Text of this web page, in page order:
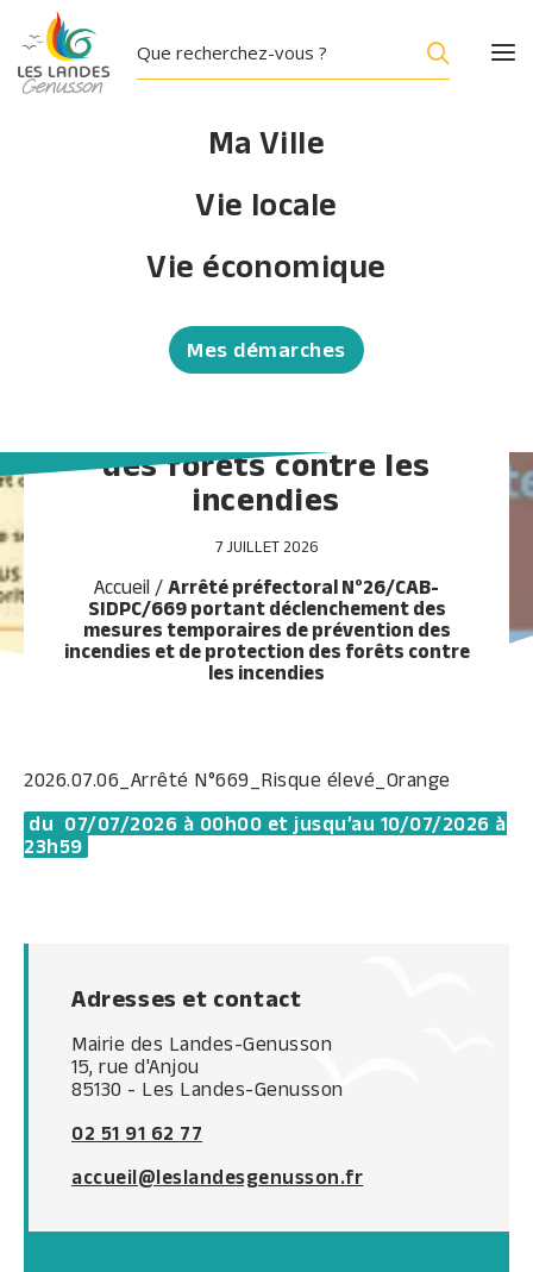
Ma Ville
Vie locale
Vie économique
Mes démarches
Arrêté préfectoral
N°26/CAB-SIDPC/669
portant déclenchement
des mesures temporaires
des forêts contre les
incendies
7 JUILLET 2026
Accueil / Arrêté préfectoral N°26/CAB-
SIDPC/669 portant déclenchement des
mesures temporaires de prévention des
incendies et de protection des forêts contre
les incendies
2026.07.06_Arrêté N°669_Risque élevé_Orange
du 07/07/2026 à 00h00 et jusqu’au 10/07/2026 à
23h59
Adresses et contact
Mairie des Landes-Genusson
15, rue d'Anjou
85130 - Les Landes-Genusson
02 51 91 62 77
accueil@leslandesgenusson.fr